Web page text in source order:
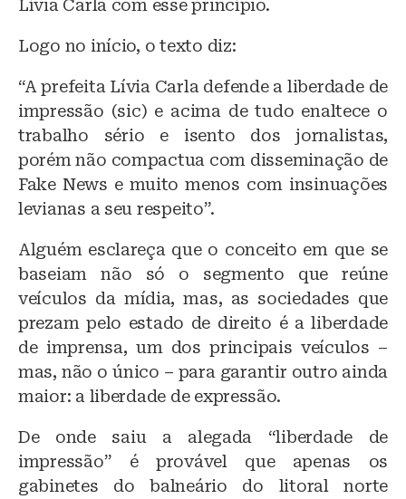
Lívia Carla com esse princípio.
Logo no início, o texto diz:
“A prefeita Lívia Carla defende a liberdade de
impressão (sic) e acima de tudo enaltece o
trabalho sério e isento dos jornalistas,
porém não compactua com disseminação de
Fake News e muito menos com insinuações
levianas a seu respeito”.
Alguém esclareça que o conceito em que se
baseiam não só o segmento que reúne
veículos da mídia, mas, as sociedades que
prezam pelo estado de direito é a liberdade
de imprensa, um dos principais veículos –
mas, não o único – para garantir outro ainda
maior: a liberdade de expressão.
De onde saiu a alegada “liberdade de
impressão” é provável que apenas os
gabinetes do balneário do litoral norte